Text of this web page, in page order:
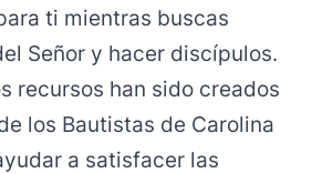
ti mientras buscas
Señor y hacer discípulos.
recursos han sido creados
los Bautistas de Carolina
a satisfacer las